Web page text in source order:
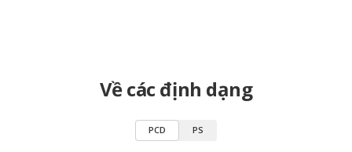
Về các định dạng
PCD PS